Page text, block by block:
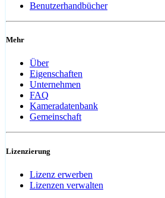
Benutzerhandbücher
Mehr
Über
Eigenschaften
Unternehmen
FAQ
Kameradatenbank
Gemeinschaft
Lizenzierung
Lizenz erwerben
Lizenzen verwalten